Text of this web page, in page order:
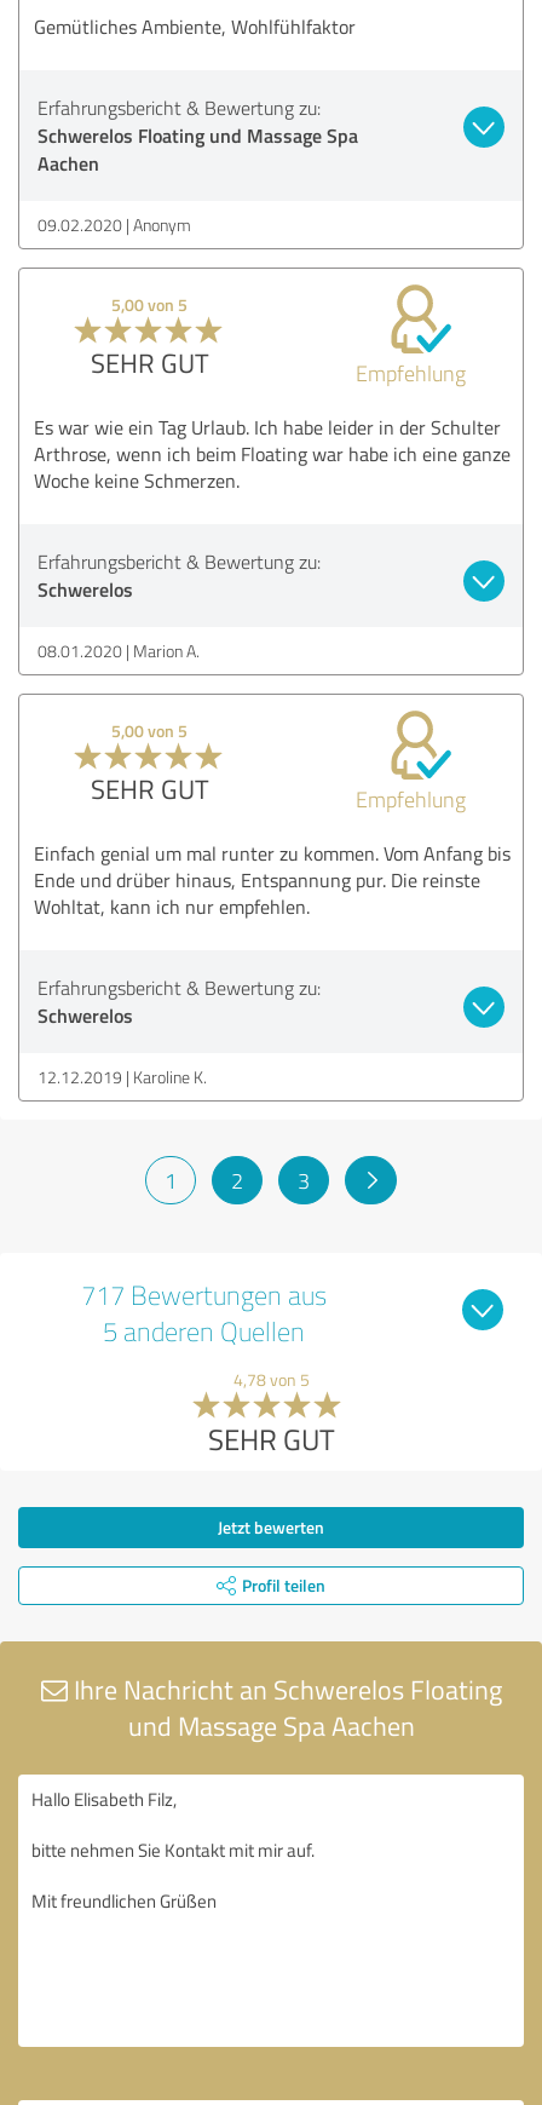
Gemütliches Ambiente, Wohlfühlfaktor
Erfahrungsbericht & Bewertung zu:
Schwerelos Floating und Massage Spa
Aachen
09.02.2020 Anonym
5,00 von 5
SEHR GUT Empfehlung
Es war wie ein Tag Urlaub. Ich habe leider in der Schulter
Arthrose, wenn ich beim Floating war habe ich eine ganze
Woche keine Schmerzen.
Erfahrungsbericht & Bewertung zu:
Schwerelos
08.01.2020 Marion A.
5,00 von 5
SEHR GUT Empfehlung
Einfach genial um mal runter zu kommen. Vom Anfang bis
Ende und drüber hinaus, Entspannung pur. Die reinste
Wohltat, kann ich nur empfehlen.
Erfahrungsbericht & Bewertung zu:
Schwerelos
12.12.2019 Karoline K.
1 2 3
717 Bewertungen aus
5 anderen Quellen
4,78 von 5
SEHR GUT
Jetzt bewerten
Profil teilen
Ihre Nachricht an Schwerelos Floating
und Massage Spa Aachen